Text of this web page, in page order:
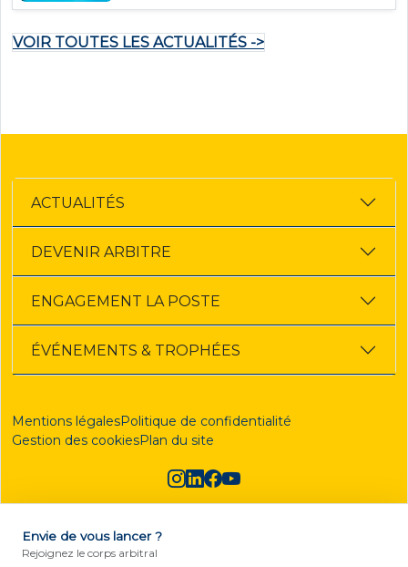
VOIR TOUTES LES ACTUALITÉS ->
ACTUALITÉS
DEVENIR ARBITRE
ENGAGEMENT LA POSTE
ÉVÉNEMENTS & TROPHÉES
Mentions légalesPolitique de confidentialité
Gestion des cookiesPlan du site
Envie de vous lancer ?
Rejoignez le corps arbitral